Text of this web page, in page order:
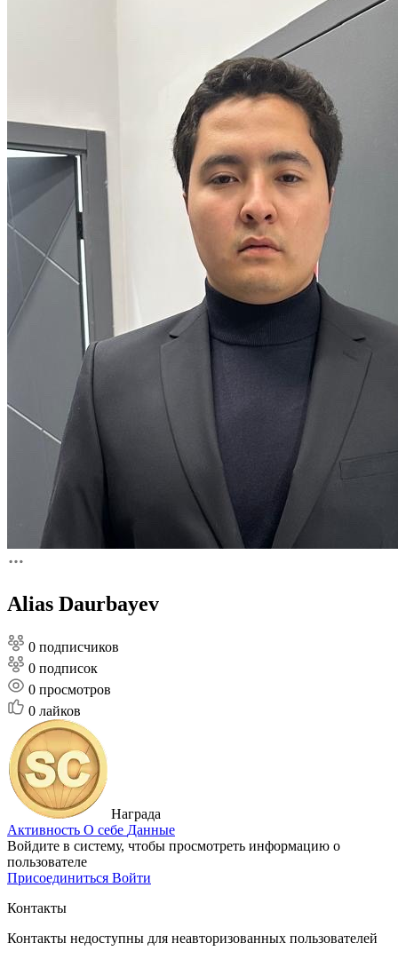
Alias Daurbayev
0 подписчиков
0 подписок
0 просмотров
0 лайков
Награда
Активность О себе Данные
Войдите в систему, чтобы просмотреть информацию о
пользователе
Присоединиться Войти
Контакты
Контакты недоступны для неавторизованных пользователей